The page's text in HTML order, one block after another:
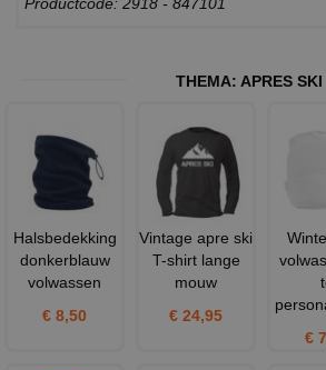
THEMA: APRES SKI
Halsbedekking
donkerblauw
volwassen
€ 8,50
Vintage apre ski
T-shirt lange
mouw
€ 24,95
€